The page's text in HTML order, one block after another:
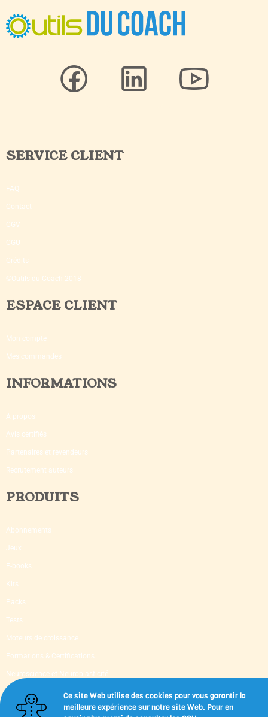
SERVICE CLIENT
FAQ
Contact
CGV
CGU
Crédits
©Outils du Coach 2018
ESPACE CLIENT
Mon compte
Mes commandes
INFORMATIONS
A propos
Avis certifiés
Partenaires et revendeurs
Recrutement auteurs
PRODUITS
Abonnements
Jeux
E-books
Kits
Packs
Tests
Moteurs de croissance
Formations & Certifications
Neuroscience et Neuroplasticité
Supervision & Mentoring
Livres d’occasion
Ce site Web utilise des cookies pour vous garantir la
meilleure expérience sur notre site Web. Pour en